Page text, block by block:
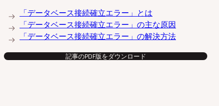
動
画
を
再
「データベース接続確立エラー」とは
「データベース接続確立エラー」の主な原因
「データベース接続確立エラー」の解決方法
記事のPDF版をダウンロード